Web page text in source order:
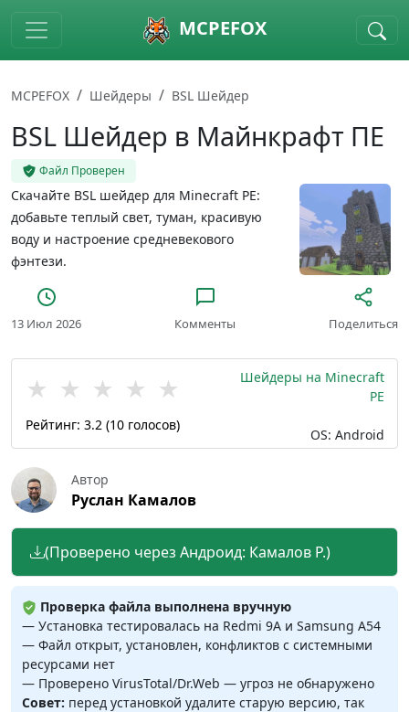
Skip to main content MCPEFOX
MCPEFOX Шейдеры BSL Шейдер
BSL Шейдер в Майнкрафт ПЕ
Файл Проверен
Скачайте BSL шейдер для Minecraft PE:
добавьте теплый свет, туман, красивую
воду и настроение средневекового
фэнтези.
13 Июл 2026 Комменты Поделиться
★ ★ ★ ★ ★
Рейтинг: 3.2 (10 голосов)
Шейдеры на Minecraft
PE
OS: Android
Автор
Руслан Камалов
(Проверено через Андроид: Камалов Р.)
Проверка файла выполнена вручную
— Установка тестировалась на Redmi 9A и Samsung A54
— Файл открыт, установлен, конфликтов с системными
ресурсами нет
— Проверено VirusTotal/Dr.Web — угроз не обнаружено
Совет: перед установкой удалите старую версию, так